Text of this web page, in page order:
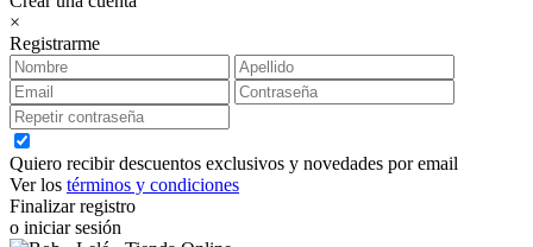
×
Registrarme
Quiero recibir descuentos exclusivos y novedades por email
Ver los términos y condiciones
Finalizar registro
o iniciar sesión